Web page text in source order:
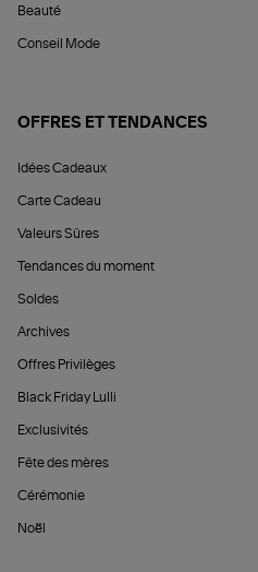
Beauté
Conseil Mode
OFFRES ET TENDANCES
Idées Cadeaux
Carte Cadeau
Valeurs Sûres
Tendances du moment
Soldes
Archives
Offres Privilèges
Black Friday Lulli
Exclusivités
Fête des mères
Cérémonie
Noël